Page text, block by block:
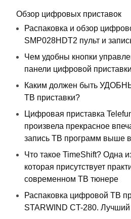
Обзор цифровых приставок
Распаковка и обзор
SMP028HDT2 пульт и
Чем удобны кнопки
панели цифровой
Каким должен быть
ТВ приставки?
Цифровая приставка
произвела прекрасное
запись ТВ программ выше
Что такое TimeShift? Одна
которая присутствует
современном ТВ тюнере
Распаковка цифровой ТВ
STARWIND CT-280.